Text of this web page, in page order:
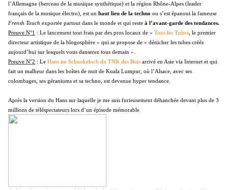
l’Allemagne (berceau de la musique synthétique) et la région Rhône-Alpes (leader
français de la musique électro), est un haut lieu de la techno ou s’est épanoui la fameuse
Frensh Touch exportée partout dans le monde et qui reste à l’avant-garde des tendances.
Preuve N°1
: Le lancement tout frais par des pros locaux de « Tous les Tubes , le premier
directeur artistique de la blogosphère » qui se propose de « dénicher les tubes créés
aujourd’hui sur lesquels vous danserez tous demain ».
Preuve N°2 : Le Hans im Schnokeloch du TNK des Bois arrivé en Asie via Internet et qui
fait un malheur dans les boîtes de nuit de Kuala Lumpur, où l’Alsace, avec ses
colombages, ses géraniums et sa techno, est devenue hyper tendance.
Après la version du Hans sur laquelle je me suis furieusement déhanchée devant plus de 3
millions de téléspectateurs lors d’un épisode mémorable